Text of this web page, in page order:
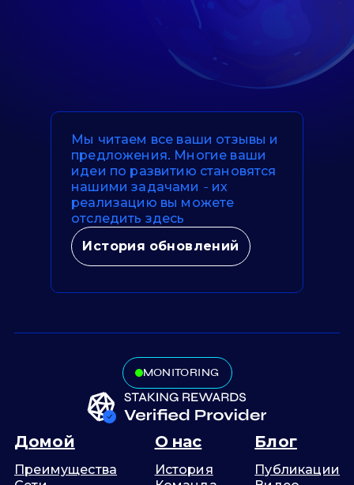
Мы читаем все ваши отзывы и
предложения. Многие ваши
идеи по развитию становятся
нашими задачами - их
реализацию вы можете
отследить здесь
История обновлений
MONITORING
Домой
Преимущества
О нас
История
Блог
Публикации